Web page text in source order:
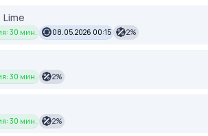
30 мин. 08.05.2026 00:15 2%
30 мин. 2%
30 мин. 2%